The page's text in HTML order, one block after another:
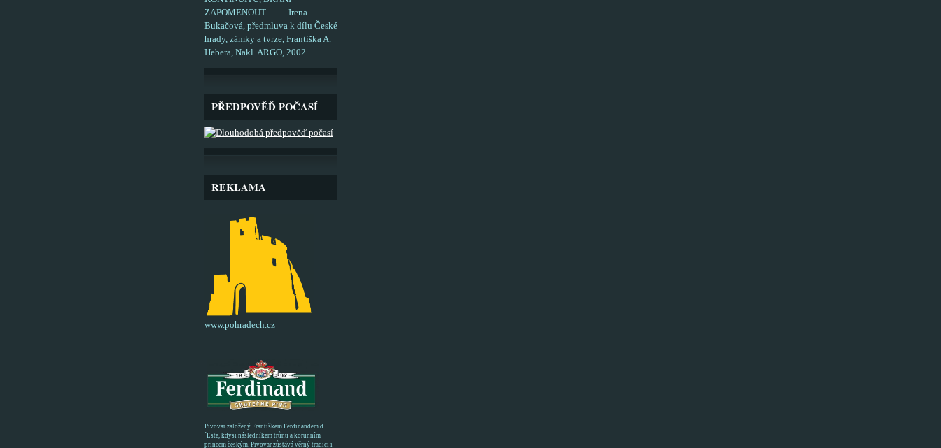
ZAPOMENOUT. ........ Irena
Bukačová, předmluva k dílu České
hrady, zámky a tvrze, Františka A.
Hebera, Nakl. ARGO, 2002
PŘEDPOVĚĎ POČASÍ
REKLAMA
www.pohradech.cz
Pivovar založený Františkem Ferdinandem d
´Este, kdysi následníkem trůnu a korunním
princem českým. Pivovar zůstává věrný tradici i